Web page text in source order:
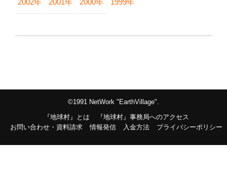
©1991 NetWork "EarthVillage".
『地球村』とは
『地球村』事務局へのアクセス
お問い合わせ・資料請求
情報発信 入金方法 プライバシーポリシー